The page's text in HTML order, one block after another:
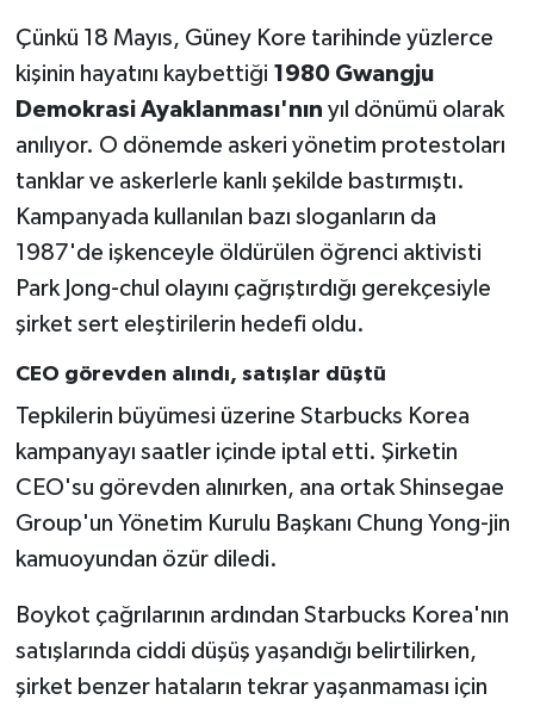
Çünkü 18 Mayıs, Güney Kore tarihinde yüzlerce
kişinin hayatını kaybettiği 1980 Gwangju
Demokrasi Ayaklanması'nın yıl dönümü olarak
anılıyor. O dönemde askeri yönetim protestoları
tanklar ve askerlerle kanlı şekilde bastırmıştı.
Kampanyada kullanılan bazı sloganların da
1987'de işkenceyle öldürülen öğrenci aktivisti
Park Jong-chul olayını çağrıştırdığı gerekçesiyle
şirket sert eleştirilerin hedefi oldu.
CEO görevden alındı, satışlar düştü
Tepkilerin büyümesi üzerine Starbucks Korea
kampanyayı saatler içinde iptal etti. Şirketin
CEO'su görevden alınırken, ana ortak Shinsegae
Group'un Yönetim Kurulu Başkanı Chung Yong-jin
kamuoyundan özür diledi.
Boykot çağrılarının ardından Starbucks Korea'nın
satışlarında ciddi düşüş yaşandığı belirtilirken,
şirket benzer hataların tekrar yaşanmaması için